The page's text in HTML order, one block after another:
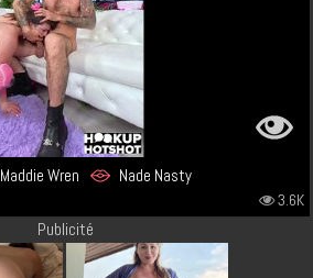
Maddie Wren Nade Nasty
3.6K
Publicité